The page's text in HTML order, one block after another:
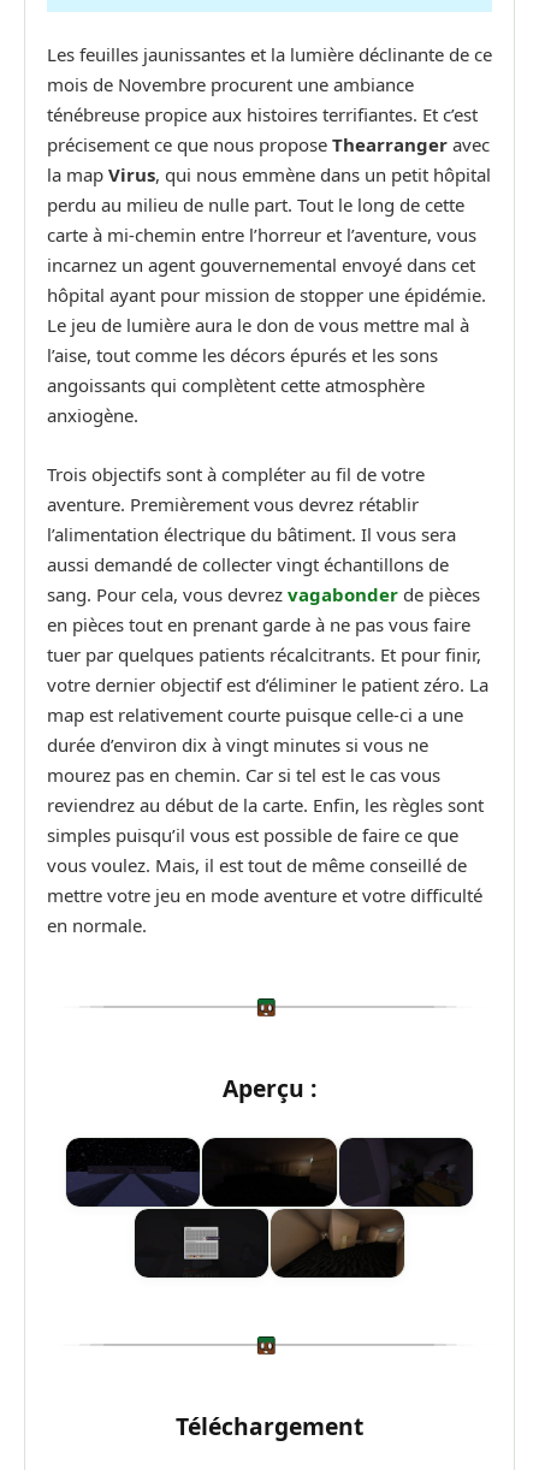
Les feuilles jaunissantes et la lumière déclinante de ce
mois de Novembre procurent une ambiance
ténébreuse propice aux histoires terrifiantes. Et c’est
précisement ce que nous propose Thearranger avec
la map Virus, qui nous emmène dans un petit hôpital
perdu au milieu de nulle part. Tout le long de cette
carte à mi-chemin entre l’horreur et l’aventure, vous
incarnez un agent gouvernemental envoyé dans cet
hôpital ayant pour mission de stopper une épidémie.
Le jeu de lumière aura le don de vous mettre mal à
l’aise, tout comme les décors épurés et les sons
angoissants qui complètent cette atmosphère
anxiogène.
Trois objectifs sont à compléter au fil de votre
aventure. Premièrement vous devrez rétablir
l’alimentation électrique du bâtiment. Il vous sera
aussi demandé de collecter vingt échantillons de
sang. Pour cela, vous devrez vagabonder de pièces
en pièces tout en prenant garde à ne pas vous faire
tuer par quelques patients récalcitrants. Et pour finir,
votre dernier objectif est d’éliminer le patient zéro. La
map est relativement courte puisque celle-ci a une
durée d’environ dix à vingt minutes si vous ne
mourez pas en chemin. Car si tel est le cas vous
reviendrez au début de la carte. Enfin, les règles sont
simples puisqu’il vous est possible de faire ce que
vous voulez. Mais, il est tout de même conseillé de
mettre votre jeu en mode aventure et votre difficulté
en normale.
Aperçu :
Téléchargement